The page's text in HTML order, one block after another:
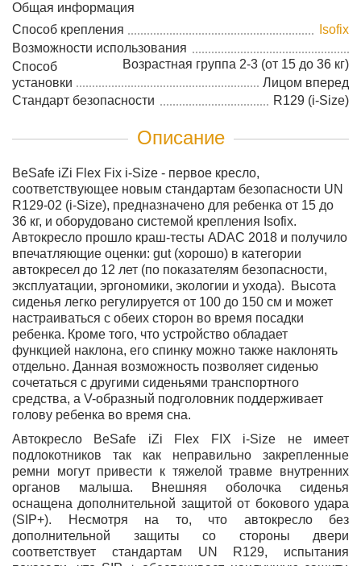
Общая информация
Способ крепления
Isofix
Возможности использования
Возрастная группа 2-3 (от 15 до 36 кг)
Способ
установки
Лицом вперед
Стандарт безопасности
R129 (i-Size)
Описание
BeSafe iZi Flex Fix i-Size - первое кресло,
соответствующее новым стандартам безопасности UN
R129-02 (i-Size), предназначено для ребенка от 15 до
36 кг, и оборудовано системой крепления Isofix.
Автокресло прошло краш-тесты ADAC 2018 и получило
впечатляющие оценки: gut (хорошо) в категории
автокресел до 12 лет (по показателям безопасности,
эксплуатации, эргономики, экологии и ухода). Высота
сиденья легко регулируется от 100 до 150 см и может
настраиваться с обеих сторон во время посадки
ребенка. Кроме того, что устройство обладает
функцией наклона, его спинку можно также наклонять
отдельно. Данная возможность позволяет сиденью
сочетаться с другими сиденьями транспортного
средства, а V-образный подголовник поддерживает
голову ребенка во время сна.
Автокресло BeSafe iZi Flex FIX i-Size не имеет
подлокотников так как неправильно закрепленные
ремни могут привести к тяжелой травме внутренних
органов малыша. Внешняя оболочка сиденья
оснащена дополнительной защитой от бокового удара
(SIP+). Несмотря на то, что автокресло без
дополнительной защиты со стороны двери
соответствует стандартам UN R129, испытания